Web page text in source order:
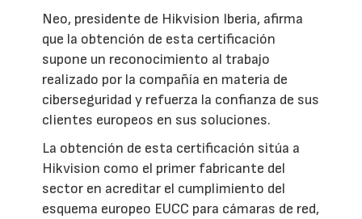
Neo, presidente de Hikvision Iberia, afirma
que la obtención de esta certificación
supone un reconocimiento al trabajo
realizado por la compañía en materia de
ciberseguridad y refuerza la confianza de sus
clientes europeos en sus soluciones.
La obtención de esta certificación sitúa a
Hikvision como el primer fabricante del
sector en acreditar el cumplimiento del
esquema europeo EUCC para cámaras de red,